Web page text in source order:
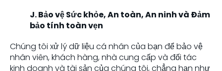
J. Bảo vệ Sức khỏe, An toàn, An ninh và Đảm
bảo tính toàn vẹn
Chúng tôi xử lý dữ liệu cá nhân của bạn để bảo vệ
nhân viên, khách hàng, nhà cung cấp và đối tác
kinh doanh và tài sản của chúng tôi, chẳng hạn như